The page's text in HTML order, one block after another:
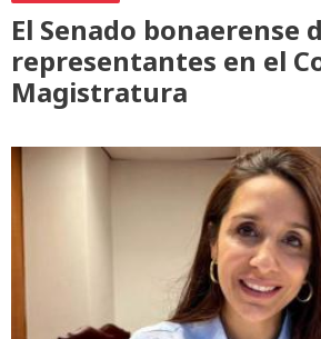
El Senado bonaerense
representantes en el
Magistratura